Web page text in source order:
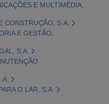
E MULTIMÉDIA,
CONSTRUÇÃO, S.A.
E GESTÃO,
S.A.
O LAR, S.A.